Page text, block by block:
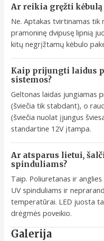
Ar reikia gręžti
Ne. Aptakas tvirtinamas tik
pramoninę dvipusę lipnią
kitų negrįžtamų kėbulo
Kaip prijungti laidus
sistemos?
Geltonas laidas jungiamas
(šviečia tik stabdant), o
(šviečia nuolat įjungus
standartine 12V įtampa.
Ar atsparus lietui,
spinduliams?
Taip. Poliuretanas ir
UV spinduliams ir
temperatūrai. LED juosta
drėgmės poveikio.
Galerija